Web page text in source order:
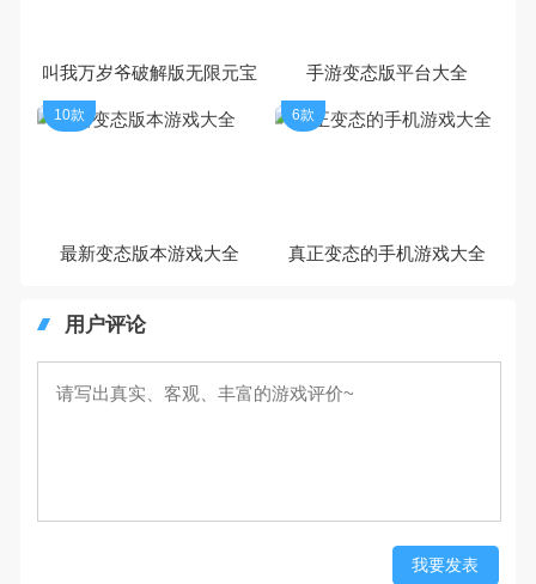
叫我万岁爷破解版无限元宝 手游变态版平台大全
最新变态版本游戏大全
10款
真正变态的手机游戏大全
6款
用户评论
我要发表